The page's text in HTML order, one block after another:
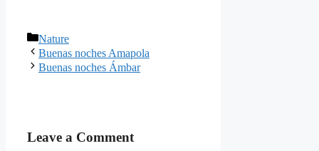
Categories
Nature
Buenas noches Amapola
Buenas noches Ámbar
Leave a Comment